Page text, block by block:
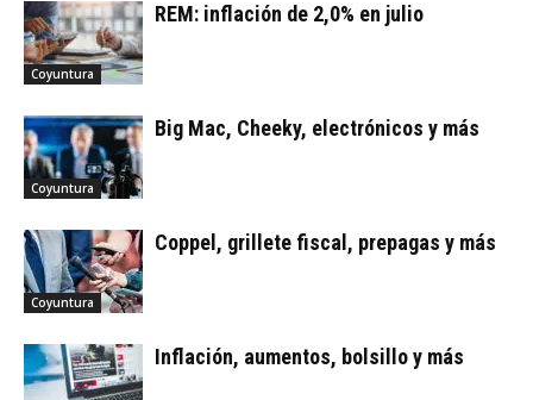
Coyuntura
REM: inflación de 2,0% en julio
Coyuntura
Big Mac, Cheeky, electrónicos y más
Coyuntura
Coppel, grillete fiscal, prepagas y más
Inflación, aumentos, bolsillo y más